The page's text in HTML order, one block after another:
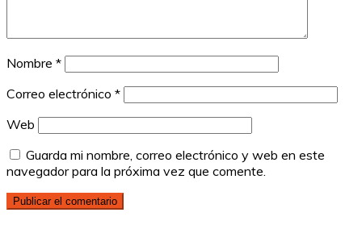
Nombre *
Correo electrónico *
Web
Guarda mi nombre, correo electrónico y web en este
navegador para la próxima vez que comente.